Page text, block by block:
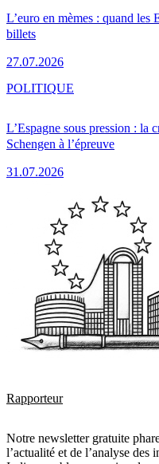
L’euro en mèmes : quand les
billets
27.07.2026
L’Espagne sous pression : la
Schengen à l’épreuve
31.07.2026
POLITIQUE
Rapporteur
Notre newsletter gratuite
l’actualité et de l’analyse des